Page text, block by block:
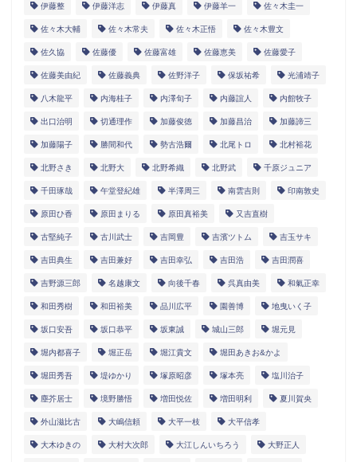
伊藤整 伊藤洋志 伊藤真 伊藤羊一 佐々木圭一
佐々木大輔 佐々木常夫 佐々木正悟 佐々木豊文
佐久協 佐藤優 佐藤富雄 佐藤恵美 佐藤愛子
佐藤美由紀 佐藤義典 佐野洋子 保坂祐希 光浦靖子
八木龍平 内海桂子 内澤旬子 内藤誼人 内館牧子
出口治明 切通理作 加藤俊徳 加藤昌治 加藤諦三
加藤陽子 勝間和代 勢古浩爾 北尾トロ 北村裕花
北野さき 北野大 北野希織 北野武 千原ジュニア
千田琢哉 午堂登紀雄 半澤周三 南雲吉則 印南敦史
原田ひ香 原田まりる 原田真裕美 又吉直樹
古堅純子 古川武士 吉岡豊 吉濱ツトム 吉玉サキ
吉田典生 吉田兼好 吉田幸弘 吉田浩 吉田潤喜
吉野源三郎 名越康文 向後千春 呉真由美 和氣正幸
和田秀樹 和田裕美 品川広平 園善博 地曳いく子
坂口安吾 坂口恭平 坂東誠 城山三郎 堀元見
堀内都喜子 堀正岳 堀江貴文 堀田あきお&かよ
堀田秀吾 堤ゆかり 塚原昭彦 塚本亮 塩川治子
塵芥居士 境野勝悟 増田悦佐 増田明利 夏川賀央
外山滋比古 大嶋信頼 大平一枝 大平信孝
大木ゆきの 大村大次郎 大江しんいちろう 大野正人